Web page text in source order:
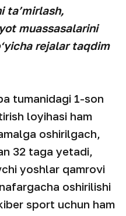
ta’mirlash,
muassasalarini
rejalar taqdim
tumanidagi 1-son
loyihasi ham
oshirilgach,
32 taga yetadi,
yoshlar qamrovi
oshirilishi
sport uchun ham